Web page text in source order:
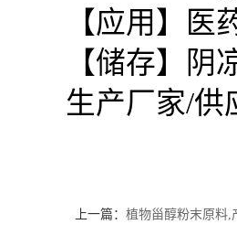
【应用】医
【储存】阴
生产厂家/供
上一篇： 植物甾醇粉末原料,